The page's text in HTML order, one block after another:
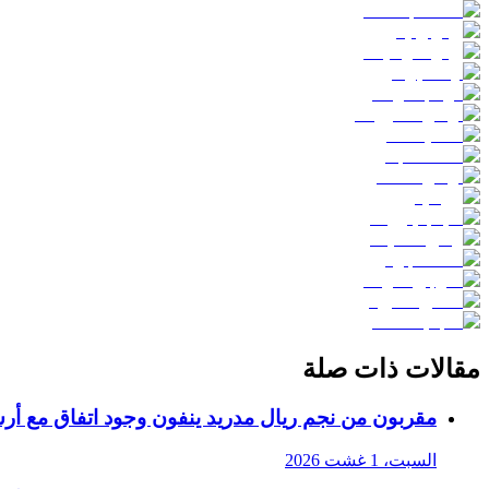
مقالات ذات صلة
مقربون من نجم ريال مدريد ينفون وجود اتفاق مع
السبت، 1 غشت 2026